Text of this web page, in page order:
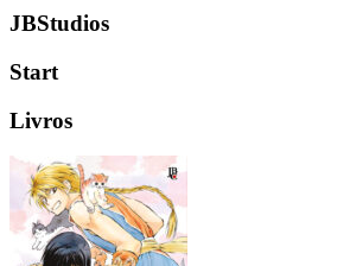
JBStudios
Start
Livros